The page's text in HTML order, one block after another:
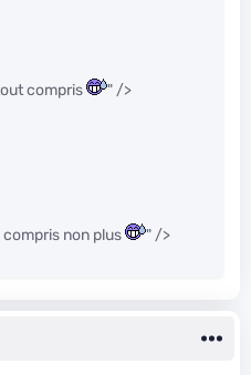
compris " />
compris non plus " />